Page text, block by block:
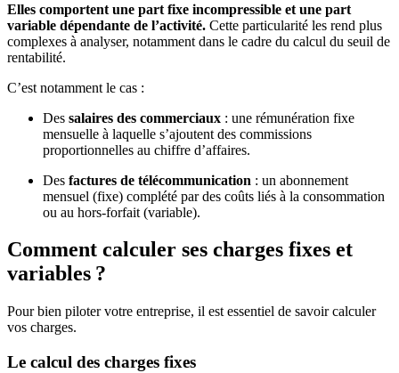
Elles comportent une part fixe incompressible et une part
variable dépendante de l’activité. Cette particularité les rend plus
complexes à analyser, notamment dans le cadre du calcul du seuil de
rentabilité.
C’est notamment le cas :
Des salaires des commerciaux : une rémunération fixe
mensuelle à laquelle s’ajoutent des commissions
proportionnelles au chiffre d’affaires.
Des factures de télécommunication : un abonnement
mensuel (fixe) complété par des coûts liés à la consommation
ou au hors-forfait (variable).
Comment calculer ses charges fixes et
variables ?
Pour bien piloter votre entreprise, il est essentiel de savoir calculer
vos charges.
Le calcul des charges fixes